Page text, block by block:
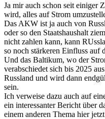
Ja mir auch schon seit einiger
wird, alles auf Strom
Das AKW ist ja auch von
oder so den Staatshaushalt
nicht zahlen kann, kann
so noch stärkeren Einfluss auf
Und das Baltikum, wo der
verabschiedet sich bis 2025
Russland und wird dann
sein.
Ich verweise dazu auch auf
ein interessanter Bericht über
einem anderen Thema hier